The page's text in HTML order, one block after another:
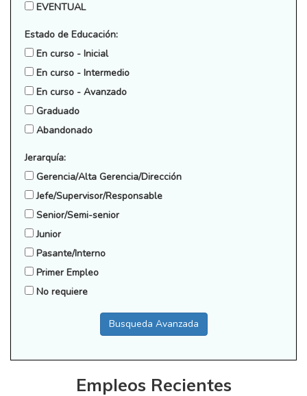
EVENTUAL
Estado de Educación:
En curso - Inicial
En curso - Intermedio
En curso - Avanzado
Graduado
Abandonado
Jerarquía:
Gerencia/Alta Gerencia/Dirección
Jefe/Supervisor/Responsable
Senior/Semi-senior
Junior
Pasante/Interno
Primer Empleo
No requiere
Busqueda Avanzada
Empleos Recientes